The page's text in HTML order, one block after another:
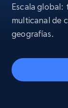
Escala global:
multicanal de
geografías.